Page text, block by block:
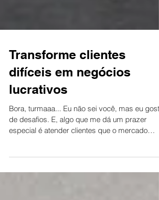
Transforme clientes
difíceis em negócios
lucrativos
Bora, turmaaa... Eu não sei você, mas eu gosto
de desafios. E, algo que me dá um prazer
rotula...